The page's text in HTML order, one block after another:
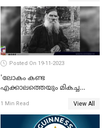
Posted On 19-11-2023
'ലോകം കണ്ട
എക്കാലത്തെയും മികച്ച
ടോള്‍സ്റ്റോയ് ഓര്‍മയായിട്ട്
ഇന്നേക്ക് 113 വര്‍ഷം
1 Min Read View All